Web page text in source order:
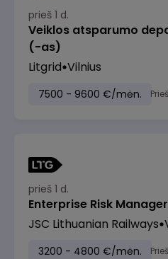
prieš 1 d.
Veiklos atsparumo
(-as)
Litgrid Vilnius
7500 - 9600 €/mėn.
prieš 1 d.
Enterprise Risk
JSC Lithuanian Railways
3200 - 4800 €/mėn.